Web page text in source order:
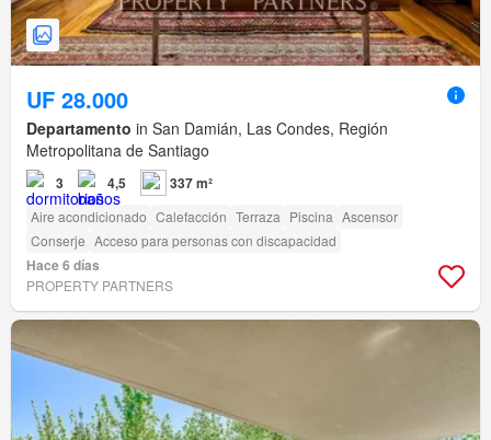
UF 28.000
Departamento in San Damián, Las Condes, Región
Metropolitana de Santiago
3 4,5 337 m²
Aire acondicionado Calefacción Terraza Piscina Ascensor
Conserje Acceso para personas con discapacidad
Hace 6 días
PROPERTY PARTNERS